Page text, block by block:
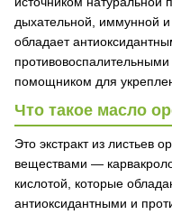
дыхательной, иммунной
обладает
помощником для
Что такое масло
Это экстракт из листьев
веществами —
кислотой, которые
антиоксидантными и